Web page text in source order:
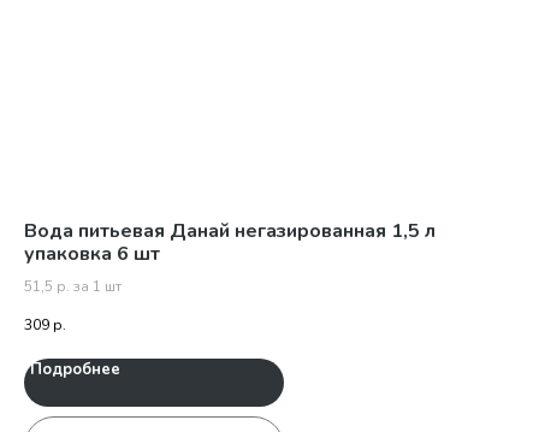
Вода питьевая Данай негазированная 1,5 л
упаковка 6 шт
51,5 р. за 1 шт
309 р.
Подробнее